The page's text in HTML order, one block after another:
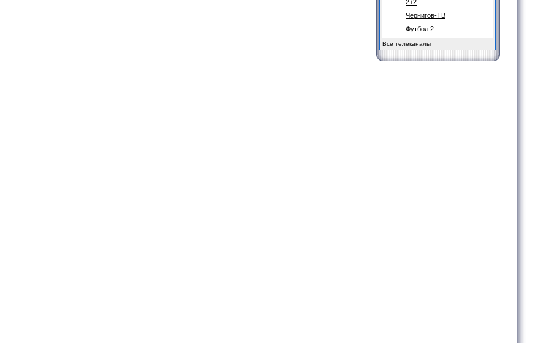
2+2
Чернигов-ТВ
Футбол 2
Все телеканалы